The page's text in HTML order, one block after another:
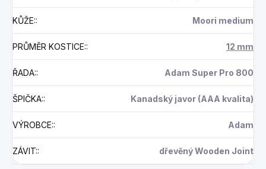
KŮŽE:: Moori medium
PRŮMĚR KOSTICE:: 12 mm
ŘADA:: Adam Super Pro 800
ŠPIČKA:: Kanadský javor (AAA kvalita)
VÝROBCE:: Adam
ZÁVIT:: dřevěný Wooden Joint